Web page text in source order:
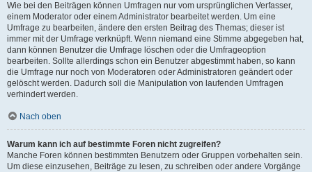
Wie bei den Beiträgen können Umfragen nur vom ursprünglichen Verfasser,
einem Moderator oder einem Administrator bearbeitet werden. Um eine
Umfrage zu bearbeiten, ändere den ersten Beitrag des Themas; dieser ist
immer mit der Umfrage verknüpft. Wenn niemand eine Stimme abgegeben hat,
dann können Benutzer die Umfrage löschen oder die Umfrageoption
bearbeiten. Sollte allerdings schon ein Benutzer abgestimmt haben, so kann
die Umfrage nur noch von Moderatoren oder Administratoren geändert oder
gelöscht werden. Dadurch soll die Manipulation von laufenden Umfragen
verhindert werden.
Nach oben
Warum kann ich auf bestimmte Foren nicht zugreifen?
Manche Foren können bestimmten Benutzern oder Gruppen vorbehalten sein.
Um diese einzusehen, Beiträge zu lesen, zu schreiben oder andere Vorgänge